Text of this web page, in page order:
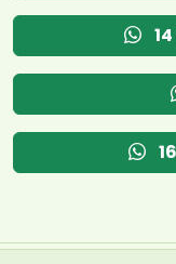
14
16